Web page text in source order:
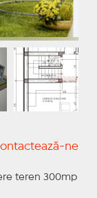
ne
teren 300mp